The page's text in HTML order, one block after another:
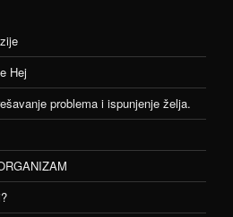
Hej
problema i ispunjenje želja.